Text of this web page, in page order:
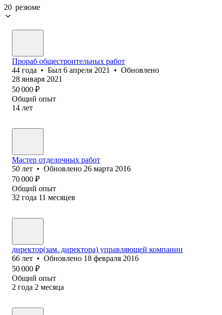
20 резюме
Прораб общестроительных работ
44 года • Был 6 апреля 2021 • Обновлено
28 января 2021
50 000 ₽
Общий опыт
14 лет
Мастер отделочных работ
50 лет • Обновлено 26 марта 2016
70 000 ₽
Общий опыт
32 года 11 месяцев
директор(зам. директора) управляющей компании
66 лет • Обновлено 18 февраля 2016
50 000 ₽
Общий опыт
2 года 2 месяца